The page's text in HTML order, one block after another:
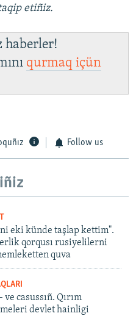
etiñiz.
haberler!
qurmaq içün
Follow us
eki künde taşlap kettim".
qorqusı rusiyelilerni
quva
ve casussıñ. Qırım
devlet hainligi